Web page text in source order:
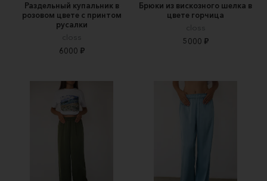
Раздельный купальник в
розовом цвете с принтом
русалки
closs
6000 ₽
Брюки из вискозного шелка в
цвете горчица
closs
5000 ₽